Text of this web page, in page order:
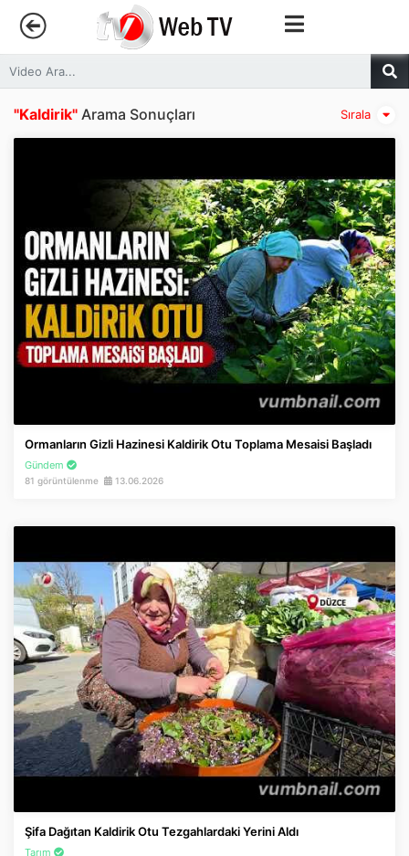
Anasayfa
Trendler
Kategoriler
Sosyal Medya
Youtube
İnstagram
Twitter
App Store
Sırala
"Kaldirik" Arama Sonuçları
Ormanların Gizli Hazinesi Kaldirik Otu Toplama Mesaisi Başladı
Gündem
81 görüntülenme 13.06.2026
Şifa Dağıtan Kaldirik Otu Tezgahlardaki Yerini Aldı
Tarım